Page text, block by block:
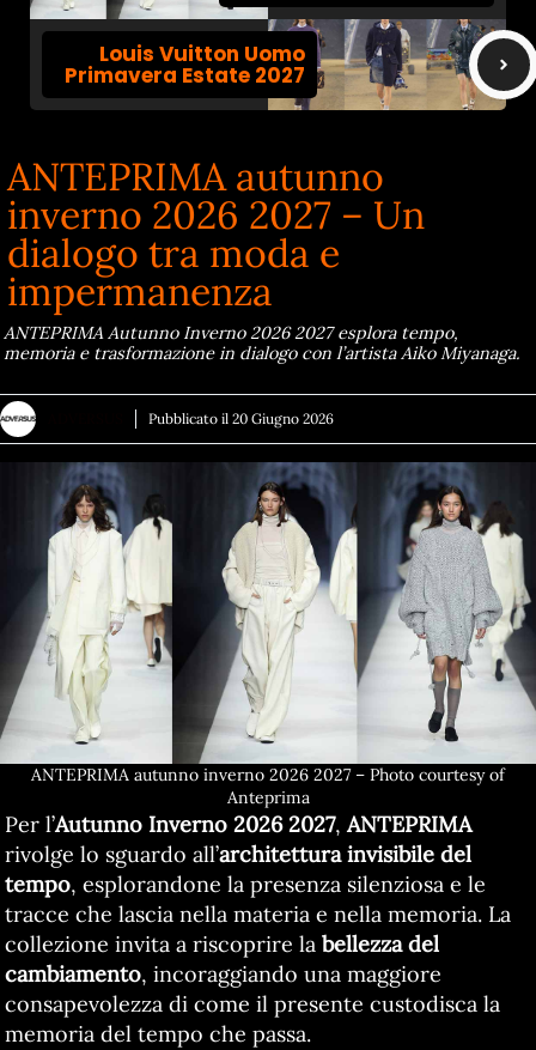
Louis Vuitton Uomo
Primavera Estate 2027
ANTEPRIMA autunno
inverno 2026 2027 – Un
dialogo tra moda e
impermanenza
ANTEPRIMA Autunno Inverno 2026 2027 esplora tempo,
memoria e trasformazione in dialogo con l’artista Aiko Miyanaga.
Pubblicato il 20 Giugno 2026
ANTEPRIMA autunno inverno 2026 2027 – Photo courtesy of
Anteprima
Per l’Autunno Inverno 2026 2027,ANTEPRIMA
rivolge lo sguardo all’architettura invisibile del
tempo, esplorandone la presenza silenziosa e le
tracce che lascia nella materia e nella memoria. La
collezione invita a riscoprire la bellezza del
cambiamento, incoraggiando una maggiore
consapevolezza di come il presente custodisca la
memoria del tempo che passa.